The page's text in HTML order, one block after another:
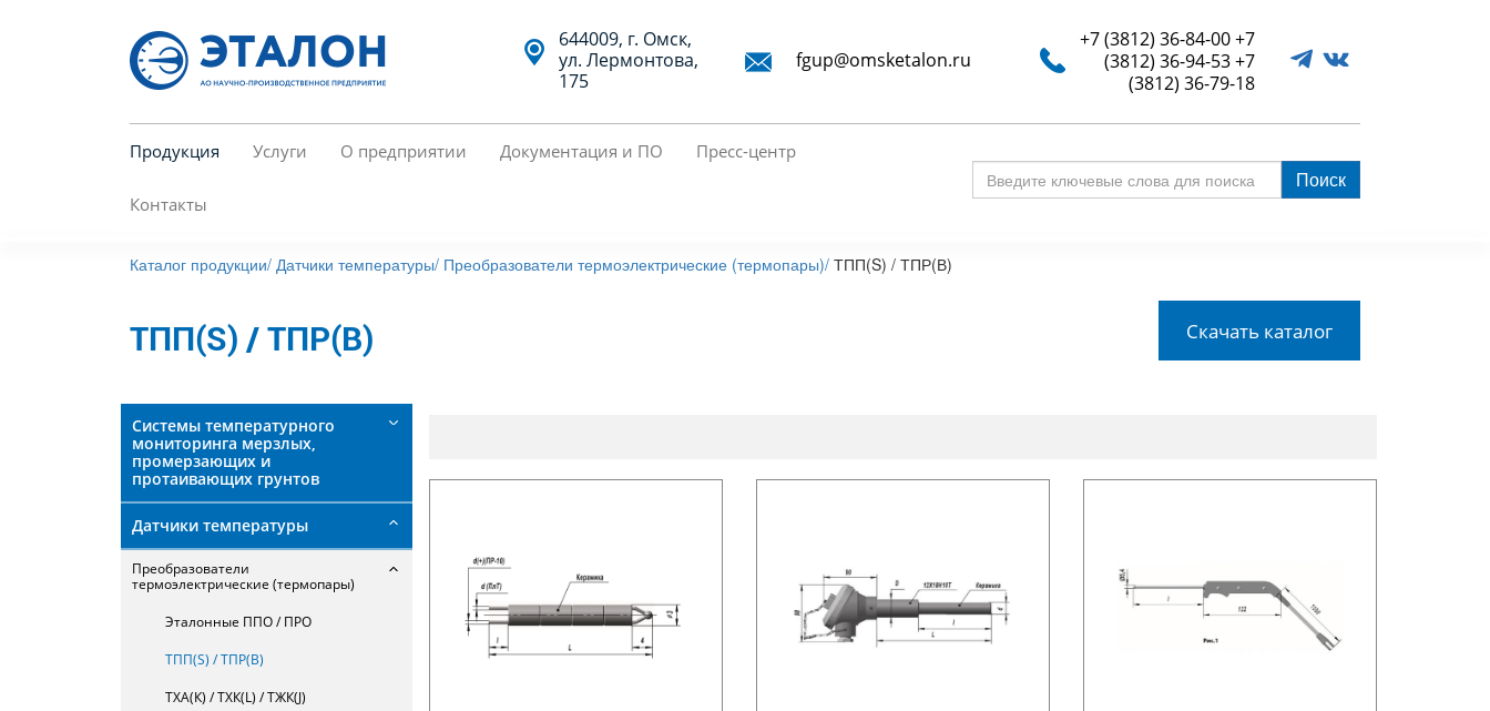
644009, г. Омск,
ул. Лермонтова,
175
fgup@omsketalon.ru
+7 (3812) 36-84-00+7
(3812) 36-94-53+7
(3812) 36-79-18
Продукция Услуги О предприятии Документация и ПО Пресс-центр
Контакты
Поиск
Каталог продукции/ Датчики температуры/ Преобразователи термоэлектрические (термопары)/ ТПП(S) / ТПР(В)
ТПП(S) / ТПР(В) Скачать каталог
Системы температурного
мониторинга мерзлых,
промерзающих и
протаивающих грунтов
Датчики температуры
Преобразователи
термоэлектрические (термопары)
Эталонные ППО / ПРО
ТПП(S) / ТПР(В)
ТХА(К) / ТХК(L) / ТЖК(J)